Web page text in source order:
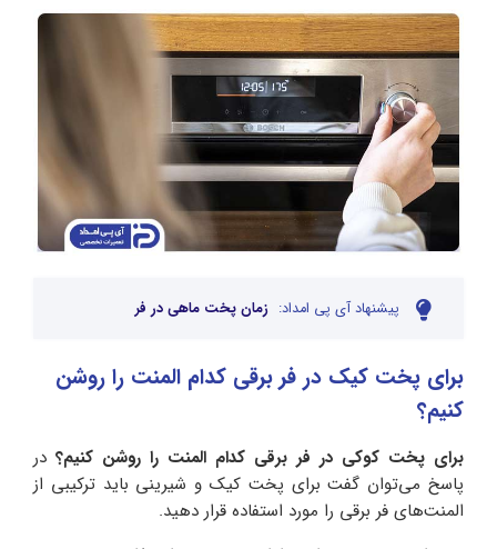
پیشنهاد آی پی امداد: زمان پخت ماهی در فر
برای پخت کیک در فر برقی کدام المنت را روشن
کنیم؟
برای پخت کوکی در فر برقی کدام المنت را روشن کنیم؟ در
پاسخ می‌توان گفت برای پخت کیک و شیرینی باید ترکیبی از
المنت‌های فر برقی را مورد استفاده قرار دهید.